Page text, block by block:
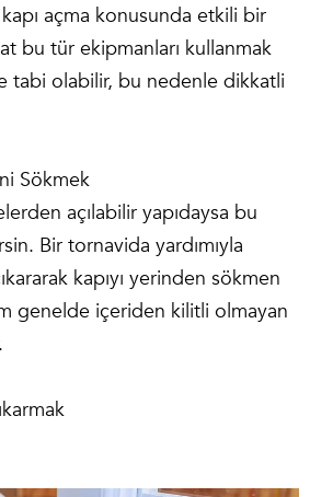
açma konusunda etkili bir
bu tür ekipmanları kullanmak
tabi olabilir, bu nedenle dikkatli
Sökmek
açılabilir yapıdaysa bu
Bir tornavida yardımıyla
kapıyı yerinden sökmen
genelde içeriden kilitli olmayan